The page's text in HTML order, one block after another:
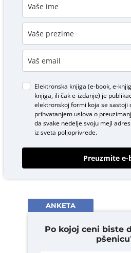
Elektronska knjiga (e-book, e-
knjiga, ili čak e-izdanje) je
elektronskoj formi koja se sastoji
prihvatanjem uslova o
da svake nedelje svoju mejl
iz sveta poljoprivrede.
Preuzmite
ANKETA
Po kojoj ceni biste